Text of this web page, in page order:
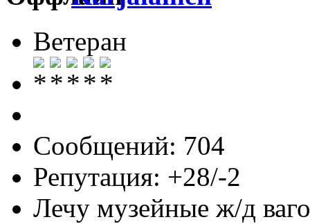
Ветеран
Сообщений: 704
Репутация: +28/-2
Лечу музейные ж/д